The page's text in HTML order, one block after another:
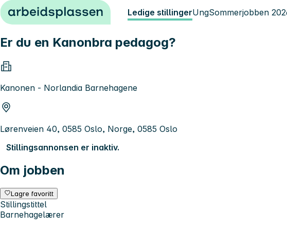
Hopp til innhold Ledige stillingerUngSommerjobben
Er du en Kanonbra pedagog?
Kanonen - Norlandia Barnehagene
Lørenveien 40, 0585 Oslo, Norge, 0585 Oslo
Stillingsannonsen er inaktiv.
Om jobben
Lagre favoritt
Stillingstittel
Barnehagelærer